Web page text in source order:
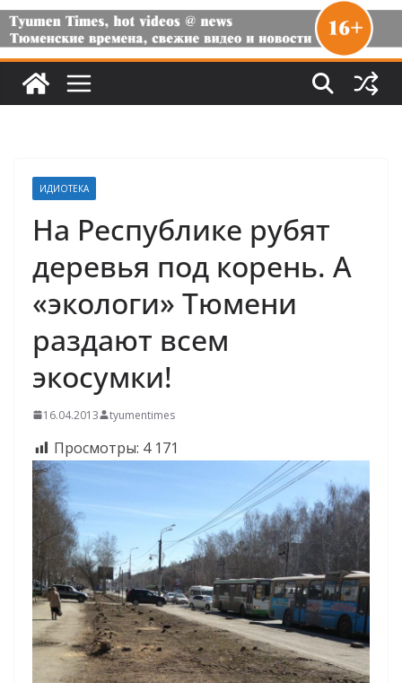
ИДИОТЕКА
На Республике рубят
деревья под корень. А
«экологи» Тюмени
раздают всем
экосумки!
16.04.2013 tyumentimes
Просмотры: 4 171